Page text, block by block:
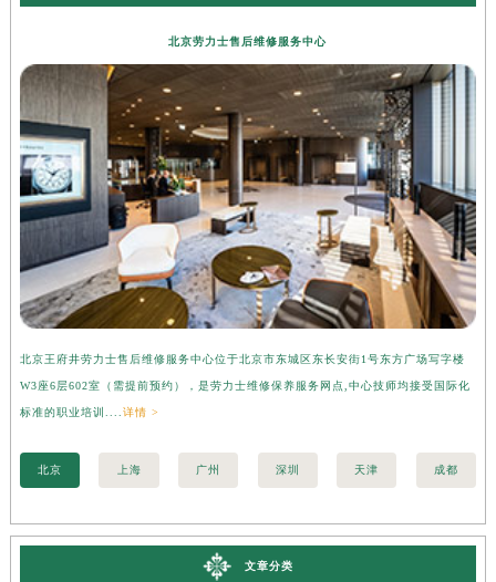
北京劳力士售后维修服务中心
北京王府井劳力士售后维修服务中心位于北京市东城区东长安街1号东方广场写字楼
W3座6层602室（需提前预约），是劳力士维修保养服务网点,中心技师均接受国际化
标准的职业培训....详情 >
北京 上海 广州 深圳 天津 成都
文章分类